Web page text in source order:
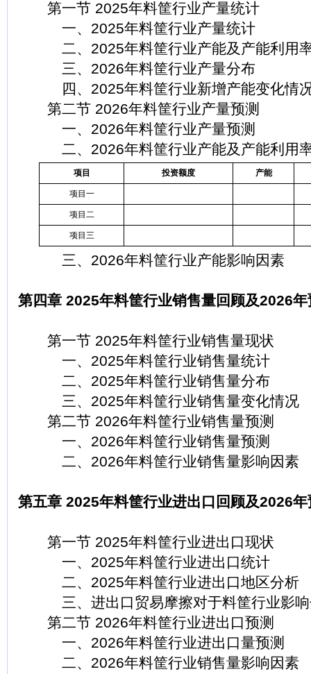
第一节 2025年料筐行业产量统计
一、2025年料筐行业产量统计
二、2025年料筐行业产能及产能利用
三、2026年料筐行业产量分布
四、2025年料筐行业新增产能变化情
第二节 2026年料筐行业产量预测
一、2026年料筐行业产量预测
二、2026年料筐行业产能及产能利用
项目 投资额度 产能
项目一
项目二
项目三
三、2026年料筐行业产能影响因素
第四章 2025年料筐行业销售量回顾及2026年
第一节 2025年料筐行业销售量现状
一、2025年料筐行业销售量统计
二、2025年料筐行业销售量分布
三、2025年料筐行业销售量变化情况
第二节 2026年料筐行业销售量预测
一、2026年料筐行业销售量预测
二、2026年料筐行业销售量影响因素
第五章 2025年料筐行业进出口回顾及2026年
第一节 2025年料筐行业进出口现状
一、2025年料筐行业进出口统计
二、2025年料筐行业进出口地区分析
三、进出口贸易摩擦对于料筐行业影响
第二节 2026年料筐行业进出口预测
一、2026年料筐行业进出口量预测
二、2026年料筐行业销售量影响因素